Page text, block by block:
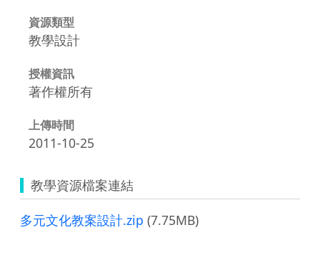
資源類型
教學設計
授權資訊
著作權所有
上傳時間
2011-10-25
教學資源檔案連結
多元文化教案設計.zip (7.75MB)